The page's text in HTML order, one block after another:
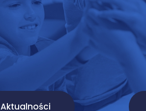
Aktualności